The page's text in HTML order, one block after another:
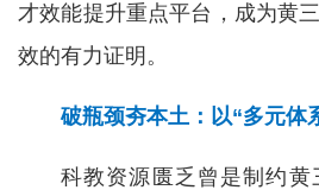
才效能提升重点平台，成为黄
效的有力证明。
破瓶颈夯本土：以“多元体
科教资源匮乏曾是制约